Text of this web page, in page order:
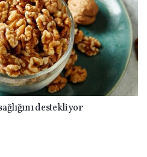
destekliyor